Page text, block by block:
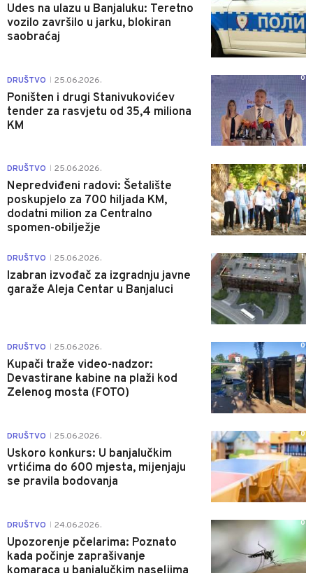
Udes na ulazu u Banjaluku: Teretno
vozilo završilo u jarku, blokiran
saobraćaj
DRUŠTVO 25.06.2026.
Poništen i drugi Stanivukovićev
tender za rasvjetu od 35,4 miliona
KM
0
DRUŠTVO 25.06.2026.
Nepredviđeni radovi: Šetalište
poskupjelo za 700 hiljada KM,
dodatni milion za Centralno
spomen-obilježje
1
DRUŠTVO 25.06.2026.
Izabran izvođač za izgradnju javne
garaže Aleja Centar u Banjaluci
1
DRUŠTVO 25.06.2026.
Kupači traže video-nadzor:
Devastirane kabine na plaži kod
Zelenog mosta (FOTO)
0
DRUŠTVO 25.06.2026.
Uskoro konkurs: U banjalučkim
vrtićima do 600 mjesta, mijenjaju
se pravila bodovanja
0
DRUŠTVO 24.06.2026.
Upozorenje pčelarima: Poznato
kada počinje zaprašivanje
0